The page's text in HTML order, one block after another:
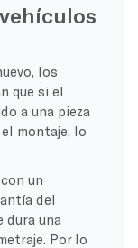
los
que si el
a una pieza
montaje, lo
un
del
dura una
Por lo